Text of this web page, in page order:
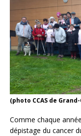
(photo CCAS de
Comme chaque
dépistage du cancer